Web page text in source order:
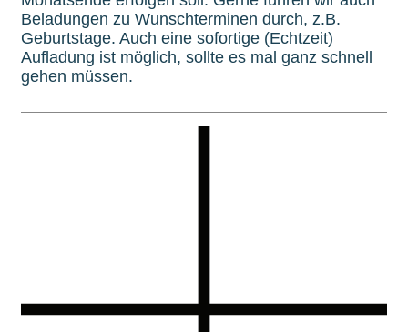
Beladungen zu Wunschterminen durch, z.B.
Geburtstage. Auch eine sofortige (Echtzeit)
Aufladung ist möglich, sollte es mal ganz schnell
gehen müssen.